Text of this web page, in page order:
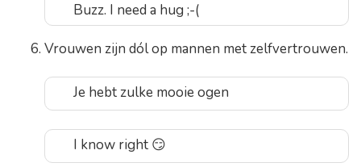
Buzz. I need a hug ;-(
Vrouwen zijn dól op mannen met zelfvertrouwen.
Je hebt zulke mooie ogen
I know right 😏